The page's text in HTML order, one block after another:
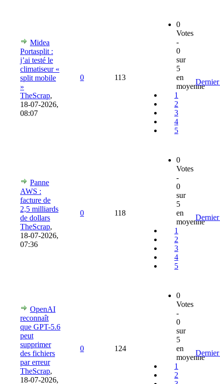
Midea
Portasplit :
j’ai testé le
climatiseur «
split mobile
»
TheScrap,
18-07-2026,
08:07
0 113
0
Votes
-
0
sur
5
en
moyenne
1
2
3
4
5
Dernier
Panne
AWS :
facture de
2,5 milliards
de dollars
TheScrap,
18-07-2026,
07:36
0 118
0
Votes
-
0
sur
5
en
moyenne
1
2
3
4
5
Dernier
OpenAI
reconnaît
que GPT-5.6
peut
supprimer
des fichiers
par erreur
TheScrap,
18-07-2026,
0 124
0
Votes
-
0
sur
5
en
moyenne
1
2
Dernier